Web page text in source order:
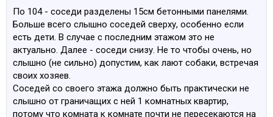
По 104 - соседи разделены 15см бетонными панелями.
Больше всего слышно соседей сверху, особенно если
есть дети. В случае с последним этажом это не
актуально. Далее - соседи снизу. Не то чтобы очень, но
слышно (не сильно) допустим, как лают собаки, встречая
своих хозяев.
Соседей со своего этажа должно быть практически не
слышно от граничащих с ней 1 комнатных квартир,
потому что комната к комнате почти не пересекаются на